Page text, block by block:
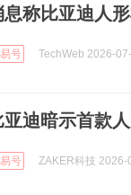
息称比亚迪人
号 TechWeb 2026-
亚迪暗示首款
号 ZAKER科技 2026-